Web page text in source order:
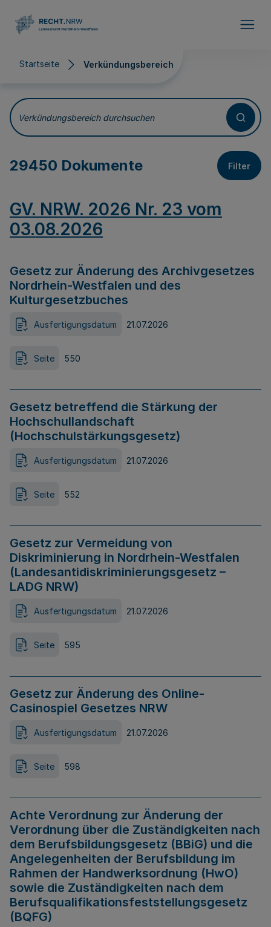
Startseite Verkündungsbereich
Verkündungsbereich
Verkündungsbereich durchsuchen
29450 Dokumente Filter
GV. NRW. 2026 Nr. 23 vom
03.08.2026
Gesetz zur Änderung des Archivgesetzes
Nordrhein-Westfalen und des
Kulturgesetzbuches
Ausfertigungsdatum 21.07.2026
Seite 550
Gesetz betreffend die Stärkung der
Hochschullandschaft
(Hochschulstärkungsgesetz)
Ausfertigungsdatum 21.07.2026
Seite 552
Gesetz zur Vermeidung von
Diskriminierung in Nordrhein-Westfalen
(Landesantidiskriminierungsgesetz –
LADG NRW)
Ausfertigungsdatum 21.07.2026
Seite 595
Gesetz zur Änderung des Online-
Casinospiel Gesetzes NRW
Ausfertigungsdatum 21.07.2026
Seite 598
Achte Verordnung zur Änderung der
Verordnung über die Zuständigkeiten nach
dem Berufsbildungsgesetz (BBiG) und die
Angelegenheiten der Berufsbildung im
Rahmen der Handwerksordnung (HwO)
sowie die Zuständigkeiten nach dem
Berufsqualifikationsfeststellungsgesetz
(BQFG)